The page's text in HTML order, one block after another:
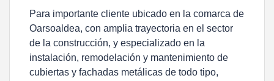
Para importante cliente ubicado en la comarca de
Oarsoaldea, con amplia trayectoria en el sector
de la construcción, y especializado en la
instalación, remodelación y mantenimiento de
cubiertas y fachadas metálicas de todo tipo,